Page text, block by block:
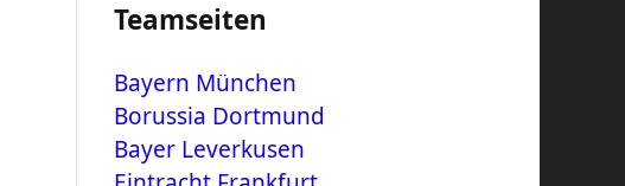
Teamseiten
Bayern München
Borussia Dortmund
Bayer Leverkusen